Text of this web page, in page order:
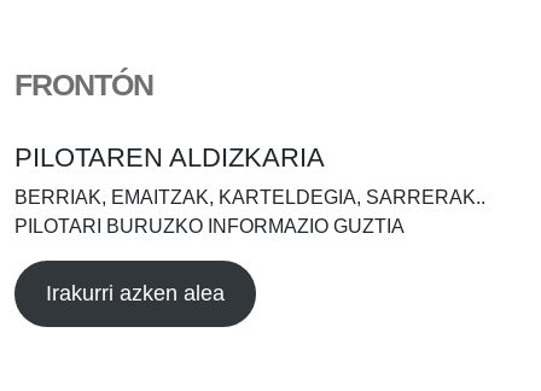
FRONTÓN
PILOTAREN ALDIZKARIA
BERRIAK, EMAITZAK, KARTELDEGIA, SARRERAK..
PILOTARI BURUZKO INFORMAZIO GUZTIA
Irakurri azken alea